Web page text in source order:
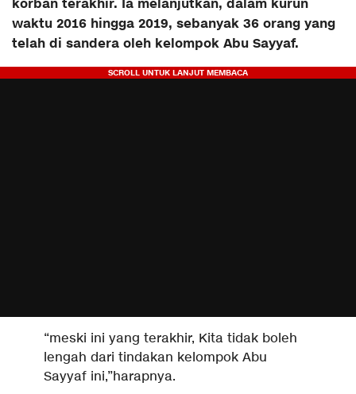
korban terakhir. Ia melanjutkan, dalam kurun
waktu 2016 hingga 2019, sebanyak 36 orang yang
telah di sandera oleh kelompok Abu Sayyaf.
“meski ini yang terakhir, Kita tidak boleh
lengah dari tindakan kelompok Abu
Sayyaf ini,”harapnya.